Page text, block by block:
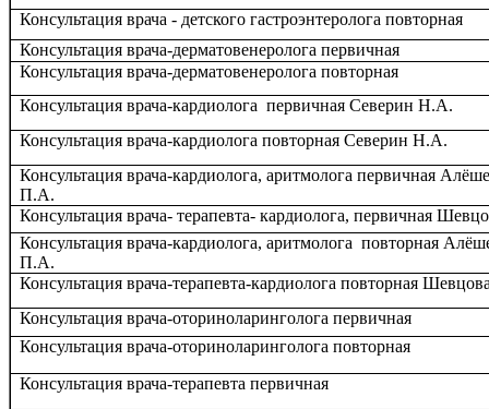
Консультация врача - детского гастроэнтеролога повторная
Консультация врача-дерматовенеролога первичная
Консультация врача-дерматовенеролога повторная
Консультация врача-кардиолога первичная Северин Н.А.
Консультация врача-кардиолога повторная Северин Н.А.
Консультация врача-кардиолога, аритмолога первичная
П.А.
Консультация врача- терапевта- кардиолога, первичная
Консультация врача-кардиолога, аритмолога повторная
П.А.
Консультация врача-терапевта-кардиолога повторная
Консультация врача-оториноларинголога первичная
Консультация врача-оториноларинголога повторная
Консультация врача-терапевта первичная